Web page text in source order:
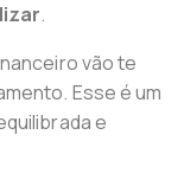
.
vão te
Esse é um
e